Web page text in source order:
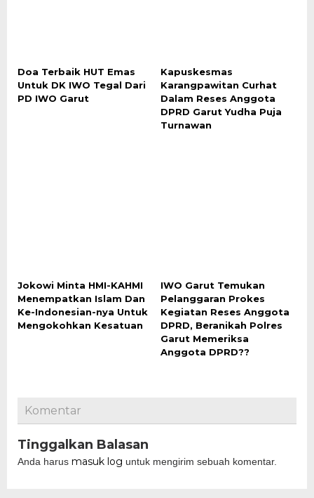
Doa Terbaik HUT Emas
Untuk DK IWO Tegal Dari
PD IWO Garut
Kapuskesmas
Karangpawitan Curhat
Dalam Reses Anggota
DPRD Garut Yudha Puja
Turnawan
Jokowi Minta HMI-KAHMI
Menempatkan Islam Dan
Ke-Indonesian-nya Untuk
Mengokohkan Kesatuan
IWO Garut Temukan
Pelanggaran Prokes
Kegiatan Reses Anggota
DPRD, Beranikah Polres
Garut Memeriksa
Anggota DPRD??
Komentar
Tinggalkan Balasan
Anda harus masuk log untuk mengirim sebuah komentar.